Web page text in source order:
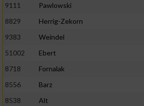
9111
Pawlowski
8829
Herrig-Zekorn
9383
Weindel
51002
Ebert
8718
Fornalak
8556
Barz
8538
Alt
auf einem Endgerät
von Werbeanzeigen
Werbung
personalisierter Werbung